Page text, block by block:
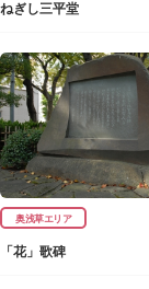
ねぎし三平堂
奥浅草エリア
「花」歌碑